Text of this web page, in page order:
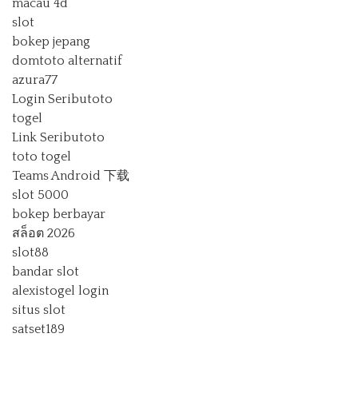
macau 4d
slot
bokep jepang
domtoto alternatif
azura77
Login Seributoto
togel
Link Seributoto
toto togel
Teams Android 下载
slot 5000
bokep berbayar
สล็อต 2026
slot88
bandar slot
alexistogel login
situs slot
satset189